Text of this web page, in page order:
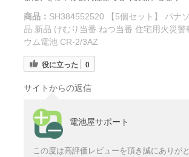
商品： SH384552520 【5個セット】 パナ
品 新品 けむり当番 ねつ当番 住宅用火災警
ウム電池 CR-2/3AZ
役に立った 0
サイトからの返信
電池屋サポート
この度は高評価レビューを頂き誠にありが